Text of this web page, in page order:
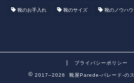
靴のお手入れ 靴のサイズ 靴のノウハウ
プライバシーポリシー
2017–2026 靴屋Parede-パレード-のス